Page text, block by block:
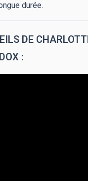
durée.
DE
: